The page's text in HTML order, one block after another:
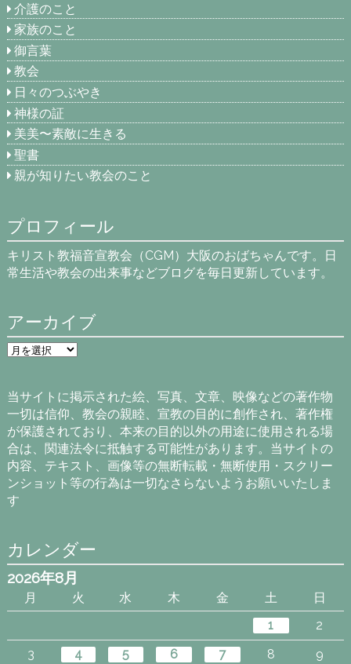
介護のこと
家族のこと
御言葉
教会
日々のつぶやき
神様の証
美美〜素敵に生きる
聖書
親が知りたい教会のこと
プロフィール
キリスト教福音宣教会（CGM）大阪のおばちゃんです。日
常生活や教会の出来事などブログを毎日更新しています。
アーカイブ
ア
ー
ブ
当サイトに掲示された絵、写真、文章、映像などの著作物
一切は信仰、教会の親睦、宣教の目的に創作され、著作権
が保護されており、本来の目的以外の用途に使用される場
合は、関連法令に抵触する可能性があります。当サイトの
内容、テキスト、画像等の無断転載・無断使用・スクリー
ンショット等の行為は一切なさらないようお願いいたしま
す
カレンダー
2026年8月
月 火 水 木 金 土
日
1
2
3
4 5 6 7 8
9